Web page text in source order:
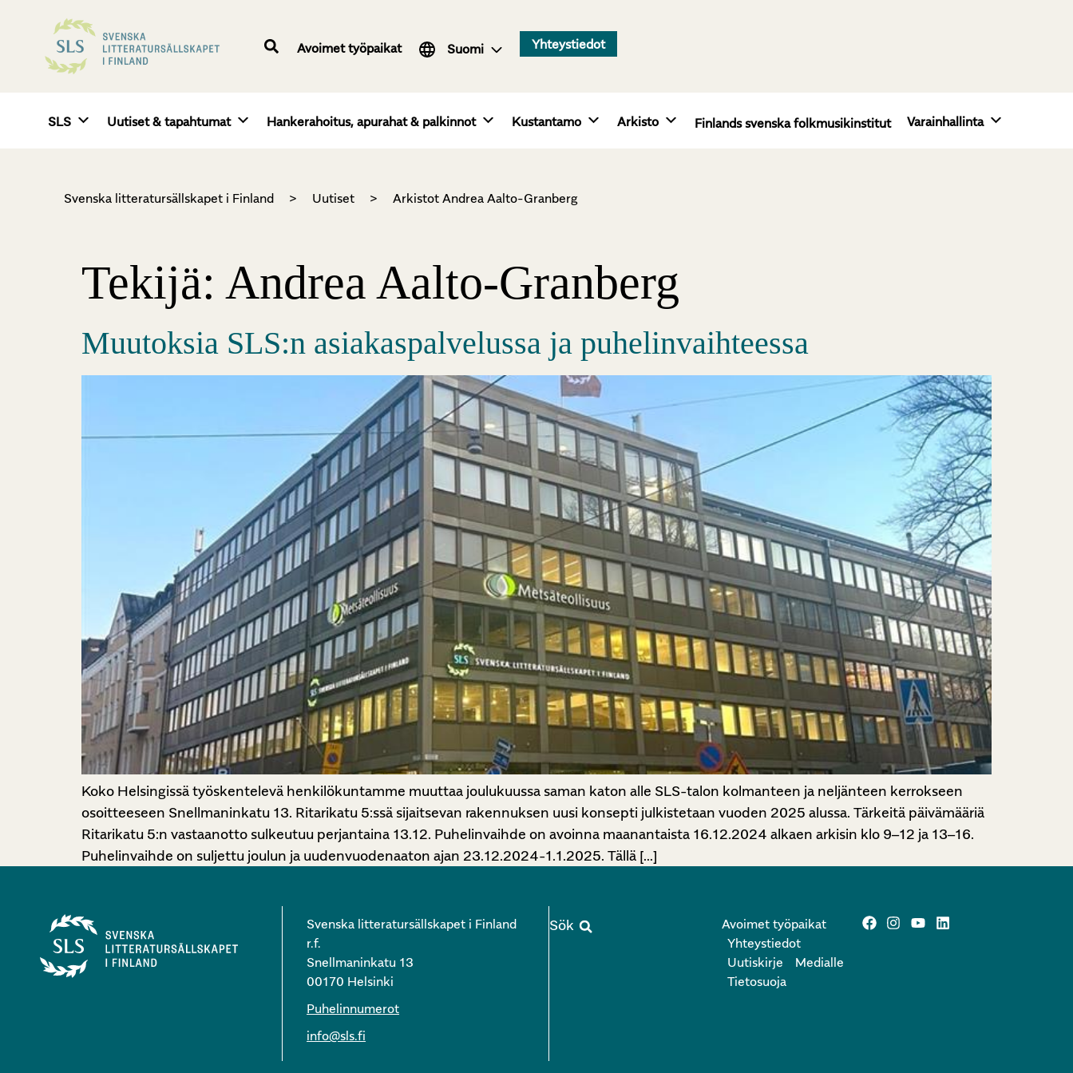
Avoimet työpaikat Suomi
English Yhteystiedot
SLS Uutiset & tapahtumat Hankerahoitus, apurahat & palkinnot Kustantamo Arkisto Finlands svenska folkmusikinstitut Varainhallinta
Svenska litteratursällskapet i Finland > Uutiset > Arkistot Andrea Aalto-Granberg
Tekijä: Andrea Aalto-Granberg
Muutoksia SLS:n asiakaspalvelussa ja puhelinvaihteessa
Koko Helsingissä työskentelevä henkilökuntamme muuttaa joulukuussa saman katon alle SLS-talon kolmanteen ja neljänteen kerrokseen
osoitteeseen Snellmaninkatu 13. Ritarikatu 5:ssä sijaitsevan rakennuksen uusi konsepti julkistetaan vuoden 2025 alussa. Tärkeitä päivämääriä
Ritarikatu 5:n vastaanotto sulkeutuu perjantaina 13.12. Puhelinvaihde on avoinna maanantaista 16.12.2024 alkaen arkisin klo 9–12 ja 13–16.
Puhelinvaihde on suljettu joulun ja uudenvuodenaaton ajan 23.12.2024-1.1.2025. Tällä […]
Svenska litteratursällskapet i Finland
r.f.
Snellmaninkatu 13
00170 Helsinki
Puhelinnumerot
info@sls.fi
Avoimet työpaikat
Yhteystiedot
Uutiskirje
Medialle
Tietosuoja